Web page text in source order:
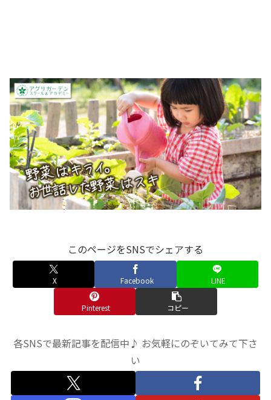
このページをSNSでシェアする
X Facebook LINE
Pinterest コピー
各SNSで最新記事を配信中♪ お気軽にのぞいてみて下さ
い